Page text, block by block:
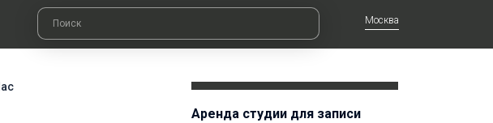
Москва
Аренда студии для записи